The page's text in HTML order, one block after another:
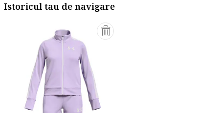
Istoricul tau de navigare